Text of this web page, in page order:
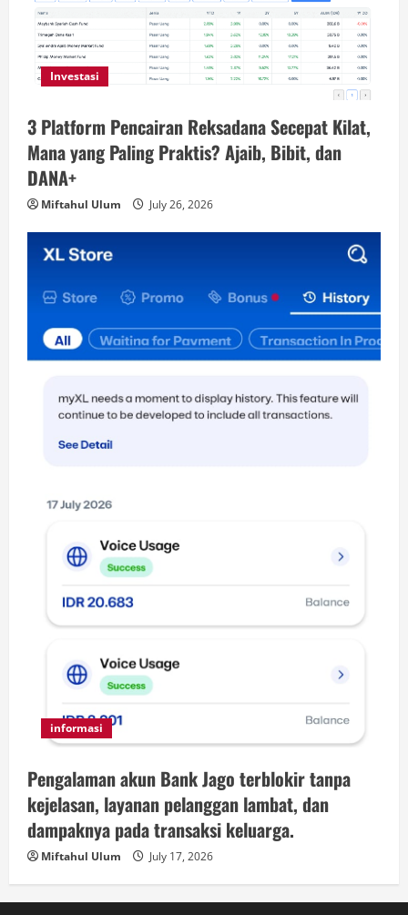
Investasi
3 Platform Pencairan Reksadana Secepat Kilat,
Mana yang Paling Praktis? Ajaib, Bibit, dan
DANA+
Miftahul Ulum July 26, 2026
informasi
Pengalaman akun Bank Jago terblokir tanpa
kejelasan, layanan pelanggan lambat, dan
dampaknya pada transaksi keluarga.
Miftahul Ulum July 17, 2026